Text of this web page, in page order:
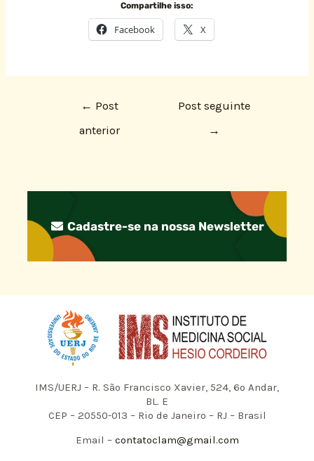
Compartilhe isso:
Facebook X
← Post
anterior
Post seguinte
→
Cadastre-se na nossa Newsletter
IMS/UERJ – R. São Francisco Xavier, 524, 6º Andar,
BL. E
CEP – 20550-013 – Rio de Janeiro – RJ – Brasil
Email –contatoclam@gmail.com